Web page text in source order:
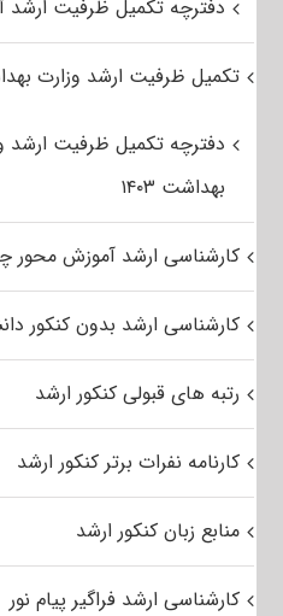
دفترچه تکمیل ظرفیت ارشد آزاد
تکمیل ظرفیت ارشد وزارت بهداشت
دفترچه تکمیل ظرفیت ارشد
بهداشت ۱۴۰۳
کارشناسی ارشد آموزش
کارشناسی ارشد بدون کنکور
رتبه های قبولی کنکور ارشد
کارنامه نفرات برتر کنکور ارشد
منابع زبان کنکور ارشد
کارشناسی ارشد فراگیر پیام نور